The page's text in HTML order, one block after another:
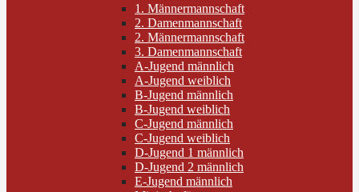
1. Männermannschaft
2. Damenmannschaft
2. Männermannschaft
3. Damenmannschaft
A-Jugend männlich
A-Jugend weiblich
B-Jugend männlich
B-Jugend weiblich
C-Jugend männlich
C-Jugend weiblich
D-Jugend 1 männlich
D-Jugend 2 männlich
E-Jugend männlich